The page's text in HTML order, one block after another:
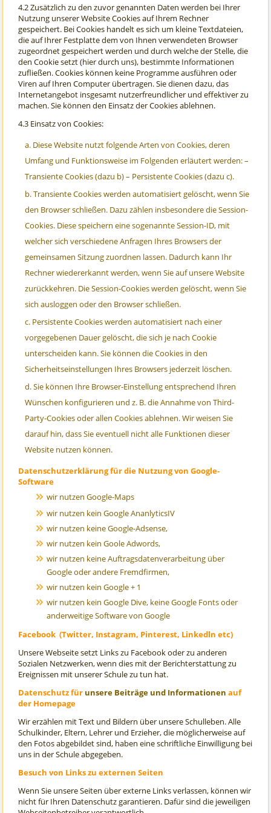
4.2 Zusätzlich zu den zuvor genannten Daten werden bei Ihrer
Nutzung unserer Website Cookies auf Ihrem Rechner
gespeichert. Bei Cookies handelt es sich um kleine Textdateien,
die auf Ihrer Festplatte dem von Ihnen verwendeten Browser
zugeordnet gespeichert werden und durch welche der Stelle, die
den Cookie setzt (hier durch uns), bestimmte Informationen
zufließen. Cookies können keine Programme ausführen oder
Viren auf Ihren Computer übertragen. Sie dienen dazu, das
Internetangebot insgesamt nutzerfreundlicher und effektiver zu
machen. Sie können den Einsatz der Cookies ablehnen.
4.3 Einsatz von Cookies:
Diese Website nutzt folgende Arten von Cookies, deren
Umfang und Funktionsweise im Folgenden erläutert werden: –
Transiente Cookies (dazu b) – Persistente Cookies (dazu c).
Transiente Cookies werden automatisiert gelöscht, wenn Sie
den Browser schließen. Dazu zählen insbesondere die Session-
Cookies. Diese speichern eine sogenannte Session-ID, mit
welcher sich verschiedene Anfragen Ihres Browsers der
gemeinsamen Sitzung zuordnen lassen. Dadurch kann Ihr
Rechner wiedererkannt werden, wenn Sie auf unsere Website
zurückkehren. Die Session-Cookies werden gelöscht, wenn Sie
sich ausloggen oder den Browser schließen.
Persistente Cookies werden automatisiert nach einer
vorgegebenen Dauer gelöscht, die sich je nach Cookie
unterscheiden kann. Sie können die Cookies in den
Sicherheitseinstellungen Ihres Browsers jederzeit löschen.
Sie können Ihre Browser-Einstellung entsprechend Ihren
Wünschen konfigurieren und z. B. die Annahme von Third-
Party-Cookies oder allen Cookies ablehnen. Wir weisen Sie
darauf hin, dass Sie eventuell nicht alle Funktionen dieser
Website nutzen können.
Datenschutzerklärung für die Nutzung von Google-
Software
wir nutzen Google-Maps
wir nutzen kein Google AnanlyticsIV
wir nutzen keine Google-Adsense,
wir nutzen kein Goole Adwords,
wir nutzen keine Auftragsdatenverarbeitung über
Google oder andere Fremdfirmen,
wir nutzen kein Google + 1
wir nutzen kein Google Dive, keine Google Fonts oder
anderweitige Software von Google
Facebook (Twitter, Instagram, Pinterest, Linkedln etc)
Unsere Webseite setzt Links zu Facebook oder zu anderen
Sozialen Netzwerken, wenn dies mit der Berichterstattung zu
Ereignissen mit unserer Schule zu tun hat.
Datenschutz für unsere Beiträge und Informationen auf
der Homepage
Wir erzählen mit Text und Bildern über unsere Schulleben. Alle
Schulkinder, Eltern, Lehrer und Erzieher, die möglicherweise auf
den Fotos abgebildet sind, haben eine schriftliche Einwilligung bei
uns in der Schule abgegeben.
Besuch von Links zu externen Seiten
Wenn Sie unsere Seiten über externe Links verlassen, können wir
nicht für Ihren Datenschutz garantieren. Dafür sind die jeweiligen